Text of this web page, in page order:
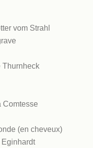
vom Strahl
Thurnheck
Comtesse
(en cheveux)
Eginhardt